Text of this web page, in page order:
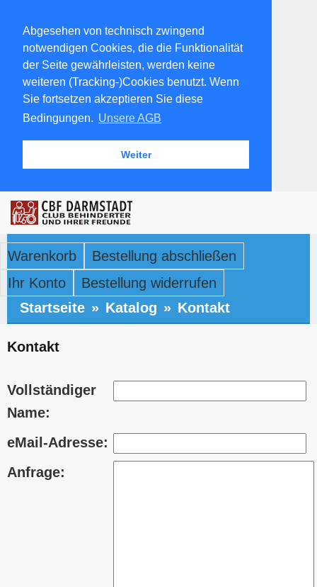
Abgesehen von technisch zwingend
notwendigen Cookies, die die Funktionalität
der Seite gewährleisten, werden keine
weiteren (Tracking-)Cookies benutzt. Wenn
Sie fortsetzen akzeptieren Sie diese
Bedingungen. Unsere AGB
Weiter
Warenkorb
Bestellung abschließen
Ihr Konto
Bestellung widerrufen
Startseite » Katalog » Kontakt
Kontakt
Vollständiger
Name:
eMail-Adresse:
Anfrage: